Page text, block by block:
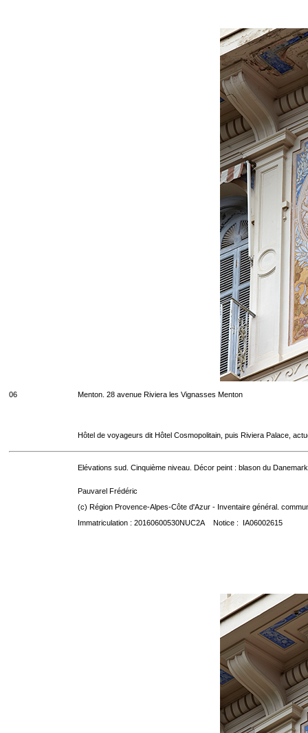
06 Menton. 28 avenue Riviera les Vignasses Menton
Hôtel de voyageurs dit Hôtel Cosmopolitain, puis Riviera Palace,
Elévations sud. Cinquième niveau. Décor peint : blason du
Pauvarel Frédéric
(c) Région Provence-Alpes-Côte d'Azur - Inventaire général.
Immatriculation : 20160600530NUC2A Notice : IA06002615